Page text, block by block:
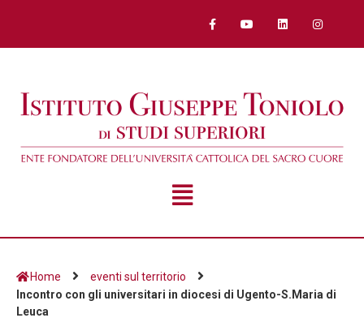
Home
eventi sul territorio
Incontro con gli universitari in diocesi di Ugento-S.Maria di
Leuca